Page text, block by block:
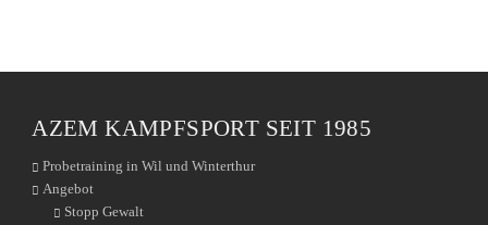
AZEM KAMPFSPORT SEIT 1985
Probetraining in Wil und Winterthur
Angebot
Stopp Gewalt